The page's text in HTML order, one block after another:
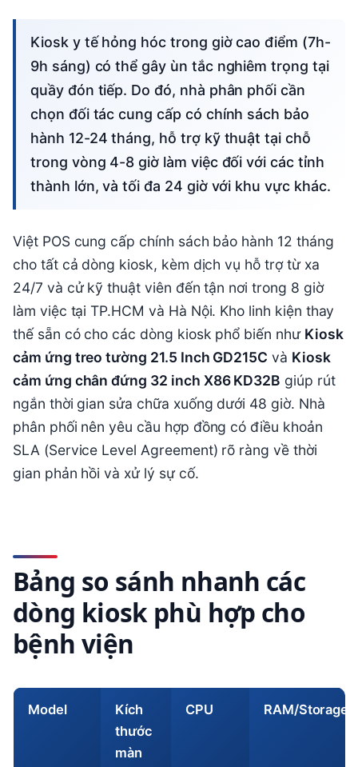
Kiosk y tế hỏng hóc trong giờ cao điểm (7h-
9h sáng) có thể gây ùn tắc nghiêm trọng tại
quầy đón tiếp. Do đó, nhà phân phối cần
chọn đối tác cung cấp có chính sách bảo
hành 12-24 tháng, hỗ trợ kỹ thuật tại chỗ
trong vòng 4-8 giờ làm việc đối với các tỉnh
thành lớn, và tối đa 24 giờ với khu vực khác.
Việt POS cung cấp chính sách bảo hành 12 tháng
cho tất cả dòng kiosk, kèm dịch vụ hỗ trợ từ xa
24/7 và cử kỹ thuật viên đến tận nơi trong 8 giờ
làm việc tại TP.HCM và Hà Nội. Kho linh kiện thay
thế sẵn có cho các dòng kiosk phổ biến như Kiosk
cảm ứng treo tường 21.5 Inch GD215C và Kiosk
cảm ứng chân đứng 32 inch X86 KD32B giúp rút
ngắn thời gian sửa chữa xuống dưới 48 giờ. Nhà
phân phối nên yêu cầu hợp đồng có điều khoản
SLA (Service Level Agreement) rõ ràng về thời
gian phản hồi và xử lý sự cố.
Bảng so sánh nhanh các
dòng kiosk phù hợp cho
bệnh viện
Model
Kích
thước
màn
CPU RAM/Storage